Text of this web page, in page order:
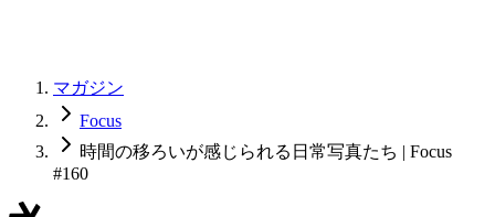
マガジン
Focus
時間の移ろいが感じられる日常写真たち | Focus
#160